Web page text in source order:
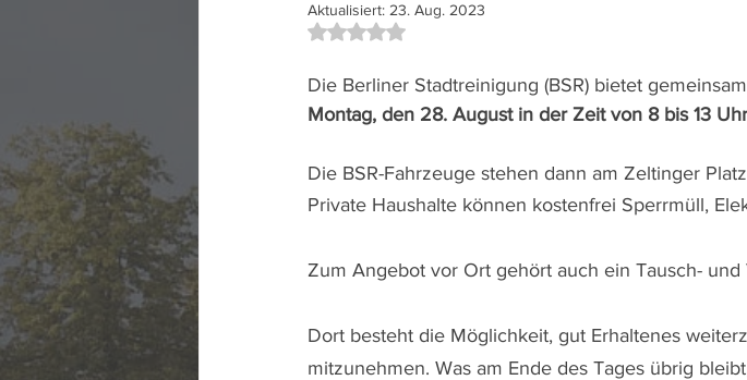
Aktualisiert: 23. Aug. 2023
Mit NaN von 5 Sternen bewertet.
Die Berliner Stadtreinigung (BSR) bietet
Montag, den 28. August in der Zeit von 8 bis 13 Uhr
Die BSR-Fahrzeuge stehen dann am Zeltinger
Private Haushalte können kostenfrei Sperrmüll,
Zum Angebot vor Ort gehört auch ein Tausch- und
Dort besteht die Möglichkeit, gut Erhaltenes
mitzunehmen. Was am Ende des Tages übrig